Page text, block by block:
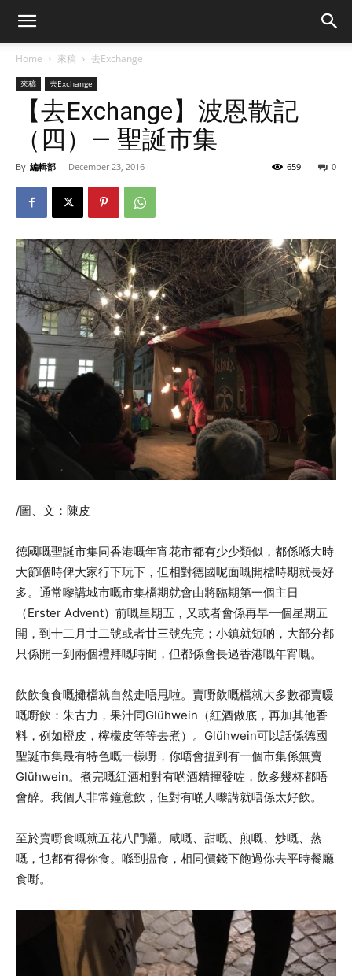
Home 來稿 去Exchange
來稿 去Exchange
【去Exchange】波恩散記
（四）— 聖誕市集
By 編輯部 - December 23, 2016 0
659
/圖、文：陳皮
德國嘅聖誕市集同香港嘅年宵花市都有少少類似，都係喺大時
大節嗰時俾大家行下玩下，但相對德國呢面嘅開檔時期就長好
多。通常嚟講城市嘅市集檔期就會由將臨期第一個主日
（Erster Advent）前嘅星期五，又或者會係再早一個星期五
開，到十二月廿二號或者廿三號先完；小鎮就短啲，大部分都
只係開一到兩個禮拜嘅時間，但都係會長過香港嘅年宵嘅。
飲飲食食嘅攤檔就自然走唔甩啦。賣嘢飲嘅檔就大多數都賣暖
嘅嘢飲：朱古力，果汁同Glühwein（紅酒做底，再加其他香
料，例如橙皮，檸檬皮等等去煮）。Glühwein可以話係德國
聖誕市集最有特色嘅一樣嘢，你唔會揾到有一個市集係無賣
Glühwein。煮完嘅紅酒相對有啲酒精揮發咗，飲多幾杯都唔
會醉。我個人非常鐘意飲，但對有啲人嚟講就唔係太好飲。
至於賣嘢食嘅就五花八門囉。咸嘅、甜嘅、煎嘅、炒嘅、蒸
嘅，乜都有得你食。喺到揾食，相同價錢下飽過你去平時餐廳
食嘢。